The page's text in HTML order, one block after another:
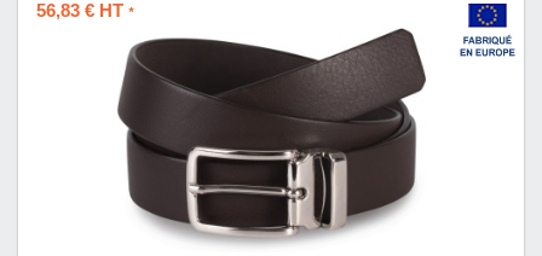
56,83 € HT *